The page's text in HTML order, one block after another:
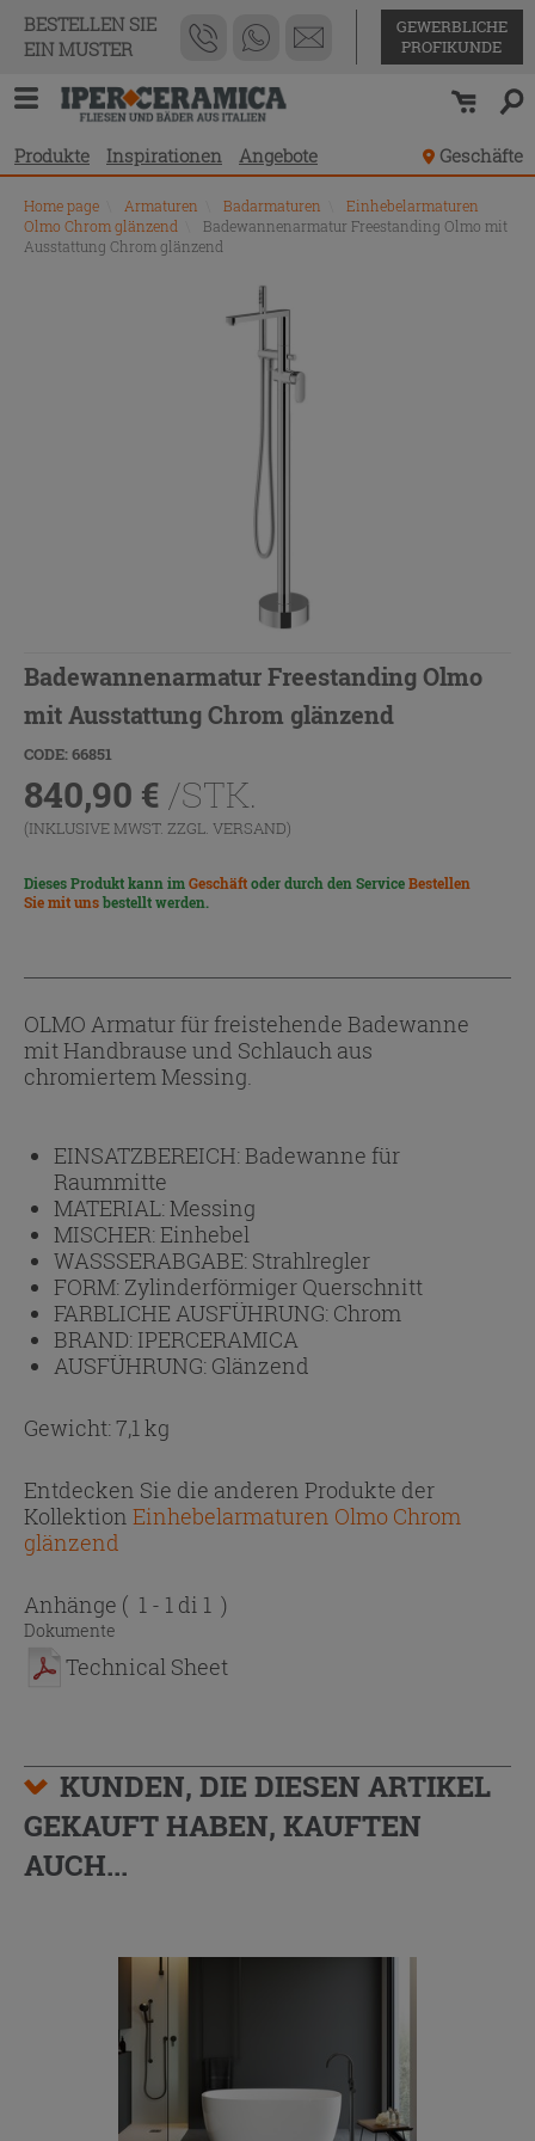
BESTELLEN SIE
EIN MUSTER
GEWERBLICHE
PROFIKUNDE
Produkte Inspirationen Angebote Geschäfte
Home page Armaturen Badarmaturen
Einhebelarmaturen
Olmo Chrom glänzend
Badewannenarmatur Freestanding Olmo mit
Ausstattung Chrom glänzend
Badewannenarmatur Freestanding Olmo
mit Ausstattung Chrom glänzend
CODE: 66851
840,90 € /STK.
(INKLUSIVE MWST. ZZGL. VERSAND)
Dieses Produkt kann imGeschäftoder durch den ServiceBestellen
Sie mit unsbestellt werden.
OLMO Armatur für freistehende Badewanne
mit Handbrause und Schlauch aus
chromiertem Messing.
EINSATZBEREICH:Badewanne für
Raummitte
MATERIAL:Messing
MISCHER:Einhebel
WASSSERABGABE: Strahlregler
FORM: Zylinderförmiger Querschnitt
FARBLICHE AUSFÜHRUNG: Chrom
BRAND: IPERCERAMICA
AUSFÜHRUNG: Glänzend
Gewicht: 7,1 kg
Entdecken Sie die anderen Produkte der
Kollektion Einhebelarmaturen Olmo Chrom
glänzend
Anhänge ( 1 - 1 di 1 )
Dokumente
Technical Sheet
KUNDEN, DIE DIESEN ARTIKEL
GEKAUFT HABEN, KAUFTEN
AUCH...